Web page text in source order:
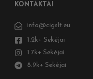
KONTAKTAI
info@cigslt.eu
1.2k+ Sekėjai
1.7k+ Sekėjai
8.9k+ Sekėjai